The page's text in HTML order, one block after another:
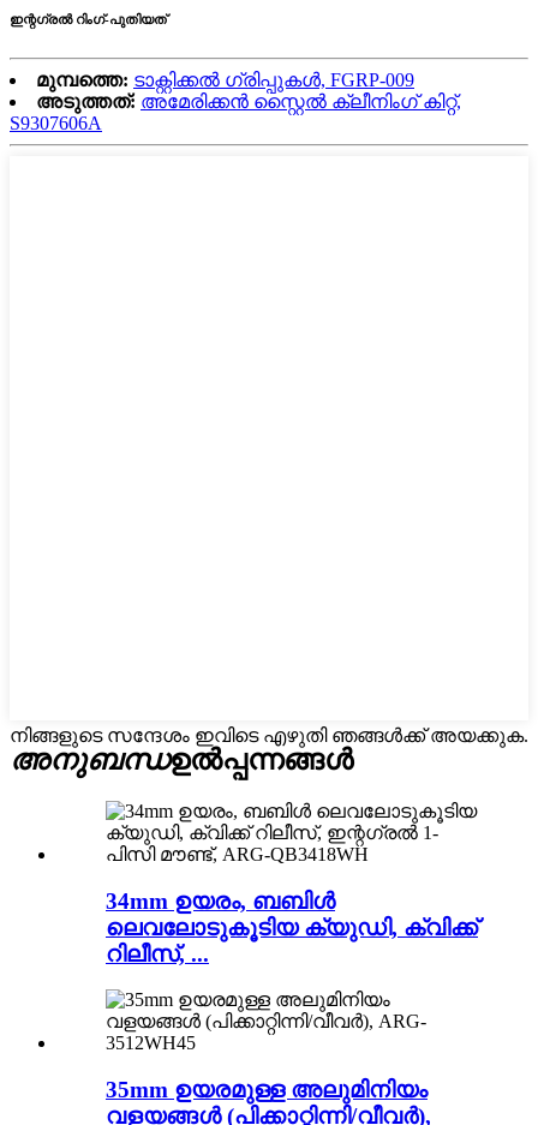
ഇന്റഗ്രൽ റിംഗ്-പുതിയത്
മുമ്പത്തെ: ടാക്റ്റിക്കൽ ഗ്രിപ്പുകൾ, FGRP-009
അടുത്തത്: അമേരിക്കൻ സ്റ്റൈൽ ക്ലീനിംഗ് കിറ്റ്,
S9307606A
നിങ്ങളുടെ സന്ദേശം ഇവിടെ എഴുതി ഞങ്ങൾക്ക് അയക്കുക.
അനുബന്ധഉൽപ്പന്നങ്ങൾ
34mm ഉയരം, ബബിൾ
ലെവലോടുകൂടിയ ക്യുഡി, ക്വിക്ക്
റിലീസ്, ...
35mm ഉയരമുള്ള അലുമിനിയം
വളയങ്ങൾ (പിക്കാറ്റിന്നി/വീവർ),